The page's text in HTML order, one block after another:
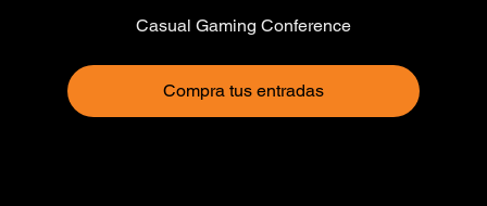
Casual Gaming Conference
Compra tus entradas